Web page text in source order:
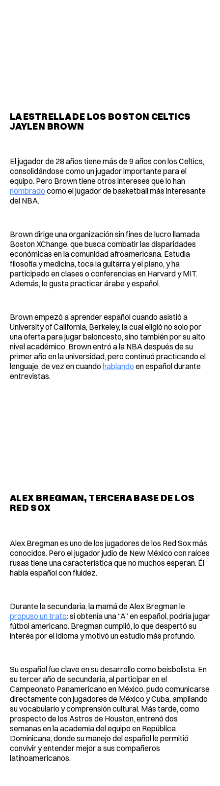
LA ESTRELLA DE LOS BOSTON CELTICS
JAYLEN BROWN
El jugador de 28 años tiene más de 9 años con los Celtics,
consolidándose como un jugador importante para el
equipo. Pero Brown tiene otros intereses que lo han
nombrado como el jugador de basketball más interesante
del NBA.
Brown dirige una organización sin fines de lucro llamada
Boston XChange, que busca combatir las disparidades
económicas en la comunidad afroamericana. Estudia
filosofía y medicina, toca la guitarra y el piano, y ha
participado en clases o conferencias en Harvard y MIT.
Además, le gusta practicar árabe y español.
Brown empezó a aprender español cuando asistió a
University of California, Berkeley, la cual eligió no solo por
una oferta para jugar baloncesto, sino también por su alto
nivel académico. Brown entró a la NBA después de su
primer año en la universidad, pero continuó practicando el
lenguaje, de vez en cuando hablando en español durante
entrevistas.
ALEX BREGMAN, TERCERA BASE DE LOS
RED SOX
Alex Bregman es uno de los jugadores de los Red Sox más
conocidos. Pero el jugador judio de New México con raíces
rusas tiene una característica que no muchos esperan: Él
habla español con fluidez.
Durante la secundaria, la mamá de Alex Bregman le
propuso un trato: si obtenía una “A” en español, podría jugar
fútbol americano. Bregman cumplió, lo que despertó su
interés por el idioma y motivó un estudio más profundo.
Su español fue clave en su desarrollo como beisbolista. En
su tercer año de secundaria, al participar en el
Campeonato Panamericano en México, pudo comunicarse
directamente con jugadores de México y Cuba, ampliando
su vocabulario y comprensión cultural. Más tarde, como
prospecto de los Astros de Houston, entrenó dos
semanas en la academia del equipo en República
Dominicana, donde su manejo del español le permitió
convivir y entender mejor a sus compañeros
latinoamericanos.